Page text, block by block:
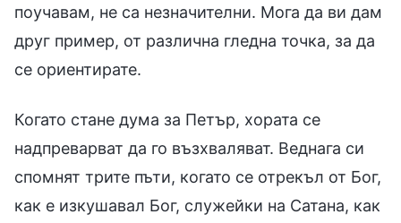
поучавам, не са незначителни. Мога да ви дам
друг пример, от различна гледна точка, за да
се ориентирате.
Когато стане дума за Петър, хората се
надпреварват да го възхваляват. Веднага си
спомнят трите пъти, когато се отрекъл от Бог,
как е изкушавал Бог, служейки на Сатана, как